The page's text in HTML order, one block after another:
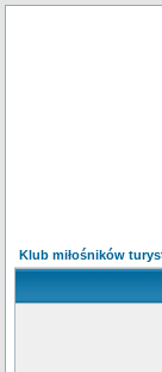
Klub miłośników